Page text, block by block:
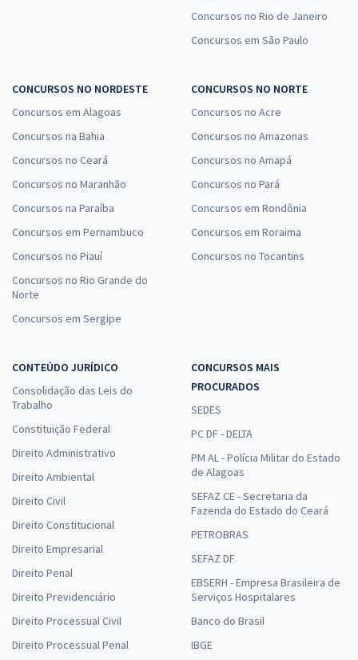
Concursos no Rio de Janeiro
Concursos em São Paulo
CONCURSOS NO NORDESTE
Concursos em Alagoas
Concursos na Bahia
Concursos no Ceará
Concursos no Maranhão
Concursos na Paraíba
Concursos em Pernambuco
Concursos no Piauí
Concursos no Rio Grande do
Norte
Concursos em Sergipe
CONCURSOS NO NORTE
Concursos no Acre
Concursos no Amazonas
Concursos no Amapá
Concursos no Pará
Concursos em Rondônia
Concursos em Roraima
Concursos no Tocantins
CONTEÚDO JURÍDICO
Consolidação das Leis do
Trabalho
Constituição Federal
Direito Administrativo
Direito Ambiental
Direito Civil
Direito Constitucional
Direito Empresarial
Direito Penal
Direito Previdenciário
Direito Processual Civil
Direito Processual Penal
CONCURSOS MAIS
PROCURADOS
SEDES
PC DF - DELTA
PM AL - Polícia Militar do Estado
de Alagoas
SEFAZ CE - Secretaria da
Fazenda do Estado do Ceará
PETROBRAS
SEFAZ DF
EBSERH - Empresa Brasileira de
Serviços Hospitalares
Banco do Brasil
IBGE